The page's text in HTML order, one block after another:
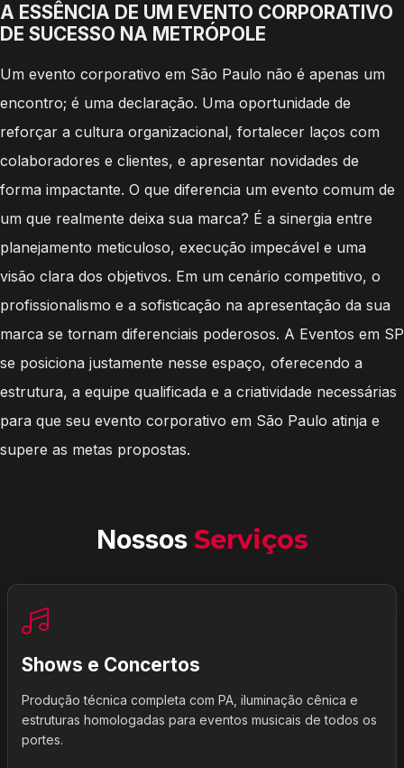
A ESSÊNCIA DE UM EVENTO CORPORATIVO
DE SUCESSO NA METRÓPOLE
Um evento corporativo em São Paulo não é apenas um
encontro; é uma declaração. Uma oportunidade de
reforçar a cultura organizacional, fortalecer laços com
colaboradores e clientes, e apresentar novidades de
forma impactante. O que diferencia um evento comum de
um que realmente deixa sua marca? É a sinergia entre
planejamento meticuloso, execução impecável e uma
visão clara dos objetivos. Em um cenário competitivo, o
profissionalismo e a sofisticação na apresentação da sua
marca se tornam diferenciais poderosos. A Eventos em SP
se posiciona justamente nesse espaço, oferecendo a
estrutura, a equipe qualificada e a criatividade necessárias
para que seu evento corporativo em São Paulo atinja e
supere as metas propostas.
Nossos Serviços
Shows e Concertos
Produção técnica completa com PA, iluminação cênica e
estruturas homologadas para eventos musicais de todos os
portes.